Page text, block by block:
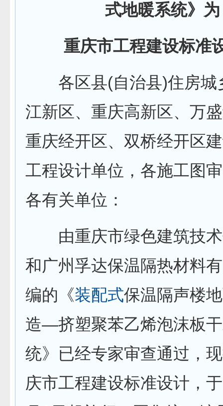
式地暖系统》为
重庆市工程建设标准
各区县(自治县)住房城
江新区、重庆高新区、万
重庆经开区、双桥经开区
工程设计单位，各施工图
各有关单位：
由重庆市绿色建筑技术
和广州孚达保温隔热材料
编的《装配式保温隔声楼
造—挤塑聚苯乙烯泡沫板
统》已经专家审查通过，
庆市工程建设标准设计，